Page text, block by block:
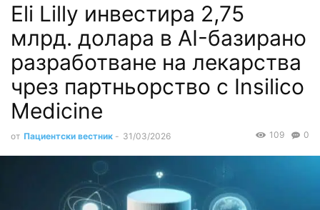
Eli Lilly инвестира 2,75
млрд. долара в AI-базирано
разработване на лекарства
чрез партньорство с Insilico
Medicine
от Пациентски вестник - 31/03/2026 0
109